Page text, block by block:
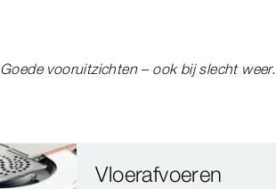
Goede vooruitzichten – ook bij slecht weer.
Vloerafvoeren